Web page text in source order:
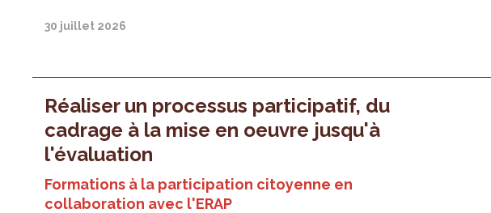
30 juillet 2026
Réaliser un processus participatif, du
cadrage à la mise en oeuvre jusqu'à
l'évaluation
Formations à la participation citoyenne en
collaboration avec l'ERAP